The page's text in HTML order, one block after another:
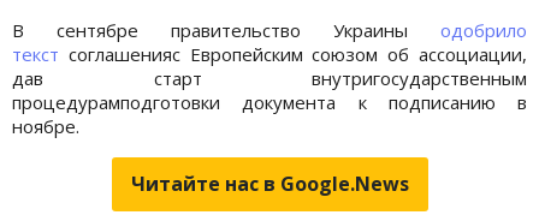
В сентябре правительство Украины одобрило
текст соглашенияс Европейским союзом об ассоциации,
дав старт внутригосударственным
процедурамподготовки документа к подписанию в
ноябре.
Читайте нас в Google.News